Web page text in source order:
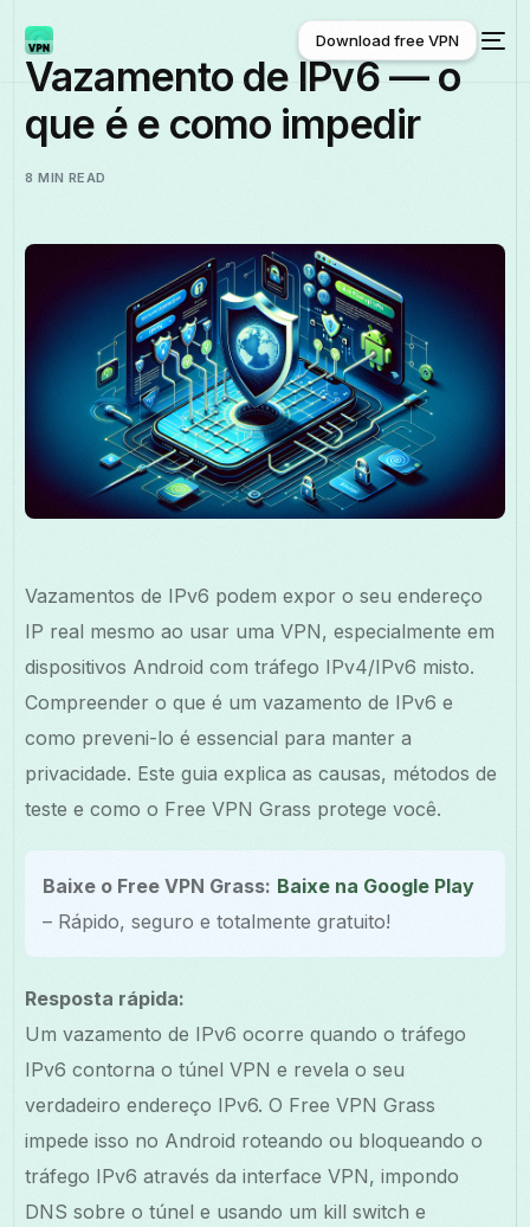
Português
Download free VPN
Download free VPN
Vazamento de IPv6 — o
que é e como impedir
8 MIN READ
Vazamentos de IPv6 podem expor o seu endereço
IP real mesmo ao usar uma VPN, especialmente em
dispositivos Android com tráfego IPv4/IPv6 misto.
Compreender o que é um vazamento de IPv6 e
como preveni-lo é essencial para manter a
privacidade. Este guia explica as causas, métodos de
teste e como o Free VPN Grass protege você.
Baixe o Free VPN Grass: Baixe na Google Play
– Rápido, seguro e totalmente gratuito!
Resposta rápida:
Um vazamento de IPv6 ocorre quando o tráfego
IPv6 contorna o túnel VPN e revela o seu
verdadeiro endereço IPv6. O Free VPN Grass
impede isso no Android roteando ou bloqueando o
tráfego IPv6 através da interface VPN, impondo
DNS sobre o túnel e usando um kill switch e